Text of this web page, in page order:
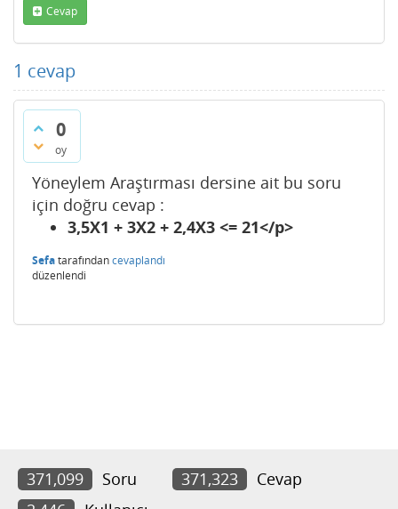
Cevap
1 cevap
0
oy
Yöneylem Araştırması dersine ait bu soru
için doğru cevap :
3,5X1 + 3X2 + 2,4X3 <= 21</p>
Sefatarafındancevaplandı
düzenlendi
371,099 Soru 371,323
Cevap